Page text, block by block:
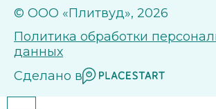
© ООО «Плитвуд», 2026
Политика обработки
данных
Сделано в